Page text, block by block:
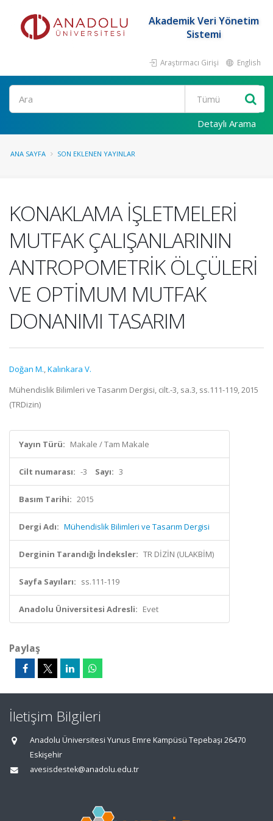
Akademik Veri Yönetim
Sistemi
Araştırmacı Girişi English
Ara
Detaylı Arama
ANA SAYFA SON EKLENEN YAYINLAR
KONAKLAMA İŞLETMELERİ
MUTFAK ÇALIŞANLARININ
ANTROPOMETRİK ÖLÇÜLERİ
VE OPTİMUM MUTFAK
DONANIMI TASARIM
Doğan M.,Kalınkara V.
Mühendislik Bilimleri ve Tasarım Dergisi, cilt.-3, sa.3, ss.111-119, 2015
(TRDizin)
Yayın Türü: Makale / Tam Makale
Cilt numarası: -3 Sayı: 3
Basım Tarihi: 2015
Dergi Adı: Mühendislik Bilimleri ve Tasarım Dergisi
Derginin Tarandığı İndeksler: TR DİZİN (ULAKBİM)
Sayfa Sayıları: ss.111-119
Anadolu Üniversitesi Adresli: Evet
Paylaş
İletişim Bilgileri
Anadolu Üniversitesi Yunus Emre Kampüsü Tepebaşı 26470
Eskişehir
avesisdestek@anadolu.edu.tr